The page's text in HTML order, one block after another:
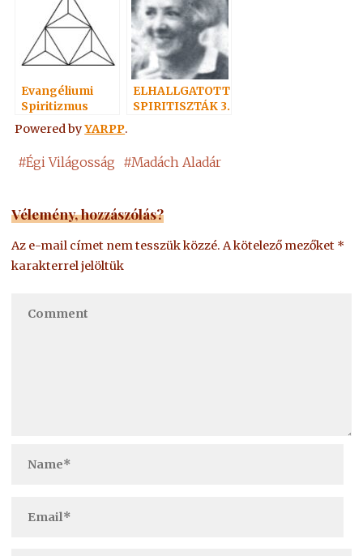
Evangéliumi
Spiritizmus
ELHALLGATOTT
SPIRITISZTÁK 3.
Powered byYARPP.
#Égi Világosság #Madách Aladár
Vélemény, hozzászólás?
Az e-mail címet nem tesszük közzé. A kötelező mezőket *
karakterrel jelöltük